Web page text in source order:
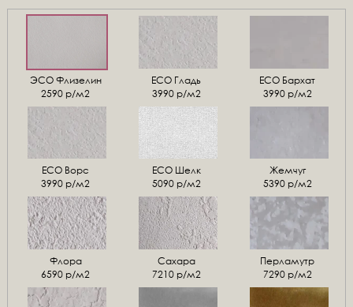
ЭСО Флизелин
2590 р/м2
ЕСО Гладь
3990 р/м2
ECO Бархат
3990 р/м2
ЕСО Ворс
3990 р/м2
ЕСО Шелк
5090 р/м2
Жемчуг
5390 р/м2
Флора
6590 р/м2
Сахара
7210 р/м2
Перламутр
7290 р/м2